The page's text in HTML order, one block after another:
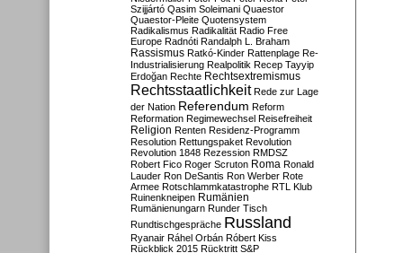
Szijjártó Qasim Soleimani Quaestor
Quaestor-Pleite Quotensystem
Radikalismus Radikalität Radio Free
Europe Radnóti Randalph L. Braham
Rassismus Ratkó-Kinder Rattenplage Re-
Industrialisierung Realpolitik Recep Tayyip
Erdoğan Rechte Rechtsextremismus
Rechtsstaatlichkeit Rede zur Lage
der Nation Referendum Reform
Reformation Regimewechsel Reisefreiheit
Religion Renten Residenz-Programm
Resolution Rettungspaket Revolution
Revolution 1848 Rezession RMDSZ
Robert Fico Roger Scruton Roma Ronald
Lauder Ron DeSantis Ron Werber Rote
Armee Rotschlammkatastrophe RTL Klub
Ruinenkneipen Rumänien
Rumänienungarn Runder Tisch
Rundtischgespräche Russland
Ryanair Ráhel Orbán Róbert Kiss
Rückblick 2015 Rücktritt S&P